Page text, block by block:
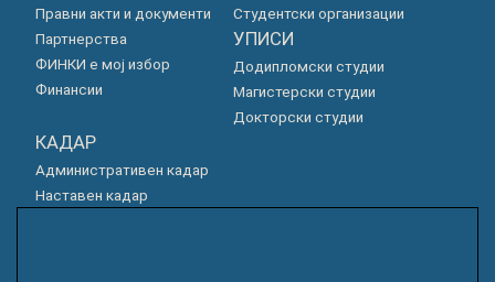
Правни акти и документи
Партнерства
ФИНКИ е мој избор
Финансии
Студентски организации
УПИСИ
Додипломски студии
Магистерски студии
Докторски студии
КАДАР
Административен кадар
Наставен кадар